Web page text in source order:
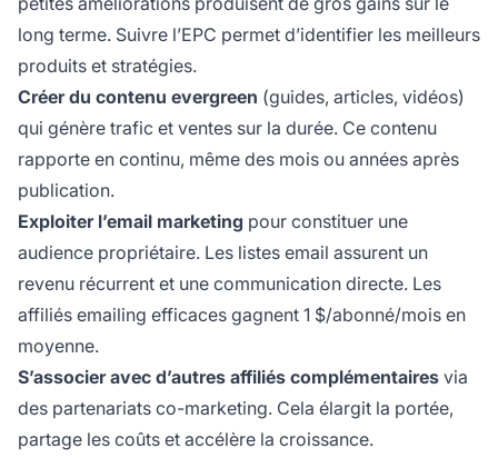
long terme. Suivre l’EPC permet d’identifier les meilleurs
produits et stratégies.
Créer du contenu evergreen (guides, articles, vidéos)
qui génère trafic et ventes sur la durée. Ce contenu
rapporte en continu, même des mois ou années après
publication.
Exploiter l’email marketing pour constituer une
audience propriétaire. Les listes email assurent un
revenu récurrent et une communication directe. Les
affiliés emailing efficaces gagnent 1 $/abonné/mois en
moyenne.
S’associer avec d’autres affiliés complémentaires via
des partenariats co-marketing. Cela élargit la portée,
partage les coûts et accélère la croissance.